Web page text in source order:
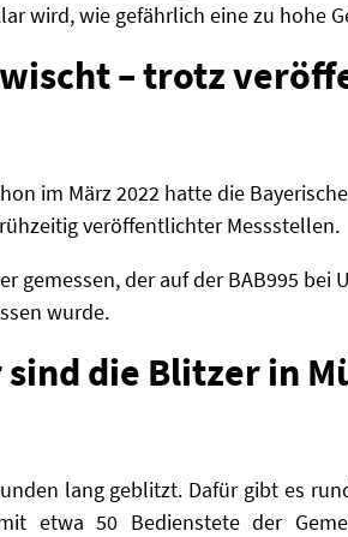
wird, wie gefährlich eine zu hohe
– trotz
im März 2022 hatte die
veröffentlichter Messstellen.
gemessen, der auf der BAB995 bei
wurde.
die Blitzer in
lang geblitzt. Dafür gibt es
etwa 50 Bedienstete der